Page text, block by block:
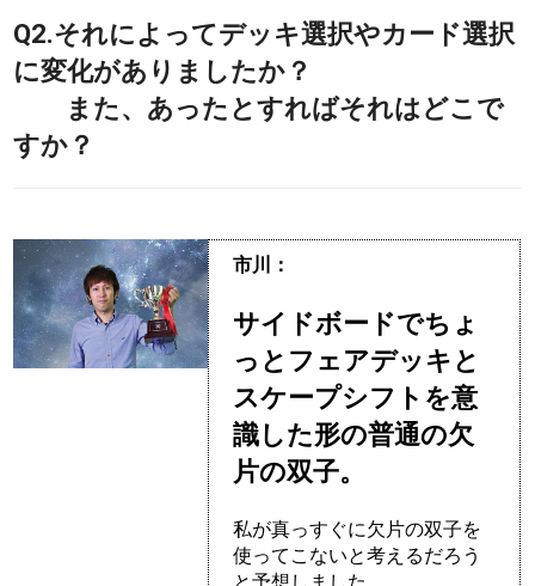
Q2.それによってデッキ選択やカード選択
に変化がありましたか？
また、あったとすればそれはどこで
すか？
市川：
サイドボードでちょ
っとフェアデッキと
スケープシフトを意
識した形の普通の欠
片の双子。
私が真っすぐに欠片の双子を
使ってこないと考えるだろう
と予想しました。